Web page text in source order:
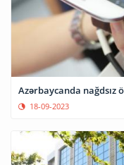
Azərbaycanda nağdsız
18-09-2023